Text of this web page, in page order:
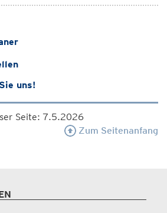
uns!
Seite: 7.5.2026
Zum Seitenanfang